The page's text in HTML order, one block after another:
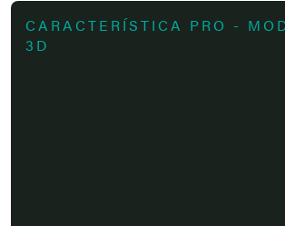
CARACTERÍSTICA PRO -
3D